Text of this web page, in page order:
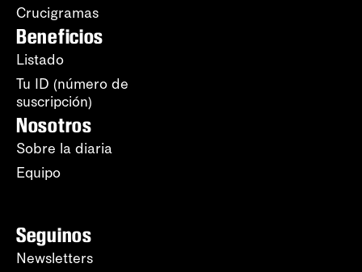
Crucigramas
Beneficios
Listado
Tu ID (número de
suscripción)
Nosotros
Sobre la diaria
Equipo
Seguinos
Newsletters